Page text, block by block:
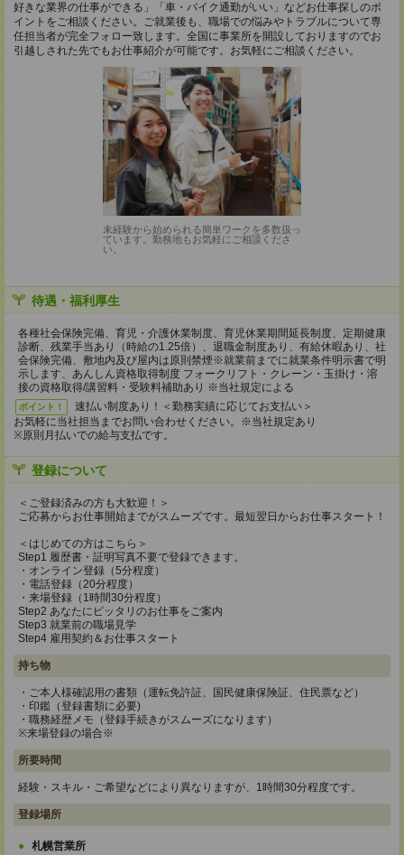
好きな業界の仕事ができる」「車・バイク通勤がいい」などお仕事探しのポ
イントをご相談ください。ご就業後も、職場での悩みやトラブルについて専
任担当者が完全フォロー致します。全国に事業所を開設しておりますのでお
引越しされた先でもお仕事紹介が可能です。お気軽にご相談ください。
未経験から始められる簡単ワークを多数扱っ
ています。勤務地もお気軽にご相談くださ
い。
待遇・福利厚生
各種社会保険完備、育児・介護休業制度、育児休業期間延長制度、定期健康
診断、残業手当あり（時給の1.25倍）、退職金制度あり、有給休暇あり、社
会保険完備、敷地内及び屋内は原則禁煙※就業前までに就業条件明示書で明
示します、あんしん資格取得制度 フォークリフト・クレーン・玉掛け・溶
接の資格取得/講習料・受験料補助あり ※当社規定による
ポイント！
速払い制度あり！＜勤務実績に応じてお支払い＞
お気軽に当社担当までお問い合わせください。※当社規定あり
※原則月払いでの給与支払です。
登録について
＜ご登録済みの方も大歓迎！＞
ご応募からお仕事開始までがスムーズです。最短翌日からお仕事スタート！
＜はじめての方はこちら＞
Step1 履歴書・証明写真不要で登録できます。
・オンライン登録（5分程度）
・電話登録（20分程度）
・来場登録（1時間30分程度）
Step2 あなたにピッタリのお仕事をご案内
Step3 就業前の職場見学
Step4 雇用契約＆お仕事スタート
持ち物
・ご本人様確認用の書類（運転免許証、国民健康保険証、住民票など）
・印鑑（登録書類に必要)
・職務経歴メモ（登録手続きがスムーズになります）
※来場登録の場合※
所要時間
経験・スキル・ご希望などにより異なりますが、1時間30分程度です。
登録場所
札幌営業所